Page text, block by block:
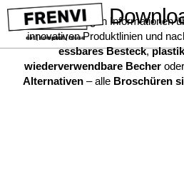
Alle wichtigen Informationen
innovativen Produktlinien und
essbares Besteck,
wiederverwendbare Becher oder
Alternativen– alle Broschüren